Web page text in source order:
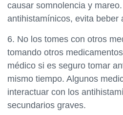
causar somnolencia y
antihistamínicos, evita beber
6. No los tomes con otros
tomando otros
médico si es seguro tomar
mismo tiempo. Algunos
interactuar con los
secundarios graves.